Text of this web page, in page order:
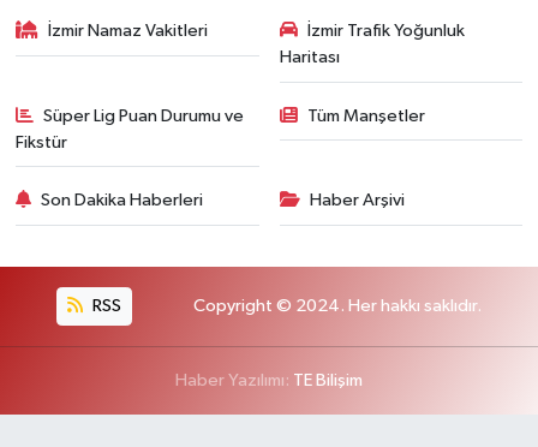
İzmir Namaz Vakitleri
İzmir Trafik Yoğunluk
Haritası
Süper Lig Puan Durumu ve
Fikstür
Tüm Manşetler
Son Dakika Haberleri Haber Arşivi
RSS Copyright © 2024. Her hakkı saklıdır.
Haber Yazılımı: TE Bilişim